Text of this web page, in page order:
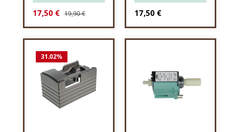
Verkaufspreis:
17,50 € Regulärer Preis:
19,90 € Regulärer Preis:
17,50 €
31.02%